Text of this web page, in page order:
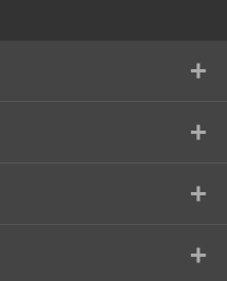
+
+
+
+